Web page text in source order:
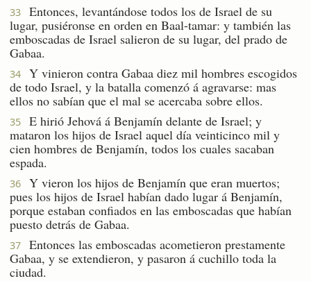
33
Entonces, levantándose todos los de Israel de su
lugar, pusiéronse en orden en Baal-tamar: y también las
emboscadas de Israel salieron de su lugar, del prado de
Gabaa.
34
Y vinieron contra Gabaa diez mil hombres escogidos
de todo Israel, y la batalla comenzó á agravarse: mas
ellos no sabían que el mal se acercaba sobre ellos.
35
E hirió Jehová á Benjamín delante de Israel; y
mataron los hijos de Israel aquel día veinticinco mil y
cien hombres de Benjamín, todos los cuales sacaban
espada.
36
Y vieron los hijos de Benjamín que eran muertos;
pues los hijos de Israel habían dado lugar á Benjamín,
porque estaban confiados en las emboscadas que habían
puesto detrás de Gabaa.
37
Entonces las emboscadas acometieron prestamente
Gabaa, y se extendieron, y pasaron á cuchillo toda la
ciudad.